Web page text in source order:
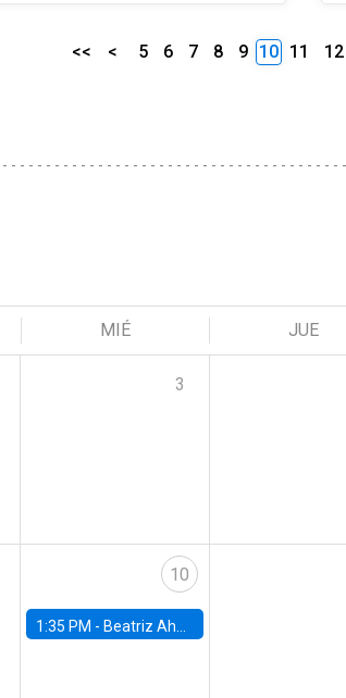
<< < 5 6 7 8 9 10 11 12
MIÉ JUE
3
10
1:35 PM - Beatriz Ahumada, PhD candidate, Universidad de Pittsburgh